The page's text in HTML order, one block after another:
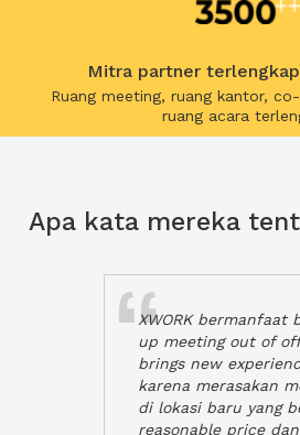
Mitra partner
Ruang meeting, ruang kantor,
ruang acara
Apa kata mereka
XWORK bermanfaat
up meeting out of
brings new
karena merasakan
di lokasi baru yang
reasonable price